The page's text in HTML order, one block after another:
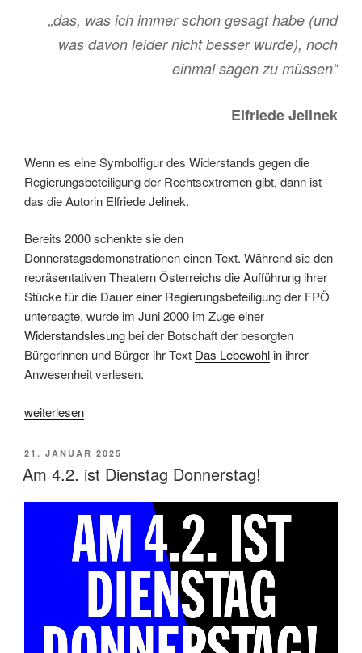
„das, was ich immer schon gesagt habe (und
was davon leider nicht besser wurde), noch
einmal sagen zu müssen“
Elfriede Jelinek
Wenn es eine Symbolfigur des Widerstands gegen die
Regierungsbeteiligung der Rechtsextremen gibt, dann ist
das die Autorin Elfriede Jelinek.
Bereits 2000 schenkte sie den
Donnerstagsdemonstrationen einen Text. Während sie den
repräsentativen Theatern Österreichs die Aufführung ihrer
Stücke für die Dauer einer Regierungsbeteiligung der FPÖ
untersagte, wurde im Juni 2000 im Zuge einer
Widerstandslesungbei der Botschaft der besorgten
Bürgerinnen und Bürger ihr Text Das Lebewohl in ihrer
Anwesenheit verlesen.
„Grußbotschaft
Elfriede
Jelinek“
weiterlesen
VERÖFFENTLICHT
AM
21. JANUAR 2025
Am 4.2. ist Dienstag Donnerstag!